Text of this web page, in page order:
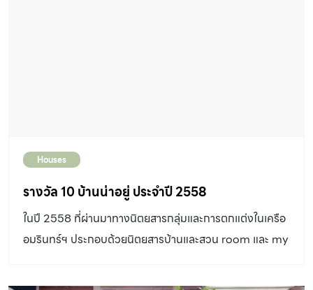
Houses
รางวัล 10 บ้านน่าอยู่ ประจำปี 2558
ในปี 2558 ที่ผ่านมาทางนิตยสารกลุ่มและการตกแต่งในเครือ
อมรินทร์ฯ ประกอบด้วยนิตยสารบ้านและสวน room และ my